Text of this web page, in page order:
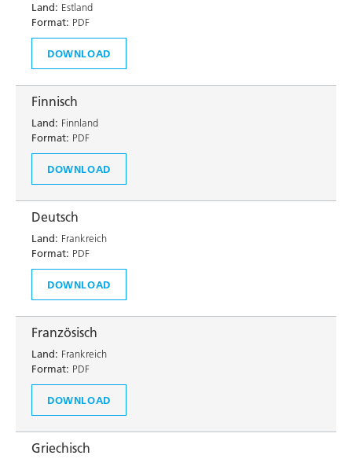
Land: Estland
Format: PDF
DOWNLOAD
Finnisch
Land: Finnland
Format: PDF
DOWNLOAD
Deutsch
Land: Frankreich
Format: PDF
DOWNLOAD
Französisch
Land: Frankreich
Format: PDF
DOWNLOAD
Griechisch